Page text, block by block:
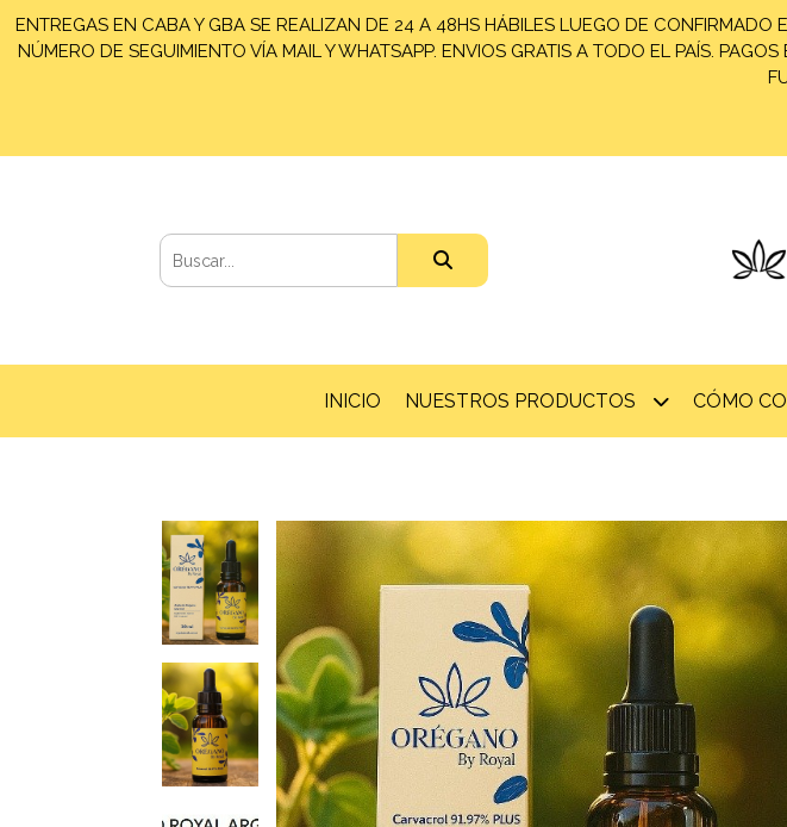
ENTREGAS EN CABA Y GBA SE REALIZAN DE 24 A 48HS HÁBILES LUEGO DE
NÚMERO DE SEGUIMIENTO VÍA MAIL Y WHATSAPP. ENVIOS GRATIS A TODO EL PAÍS.
INICIO NUESTROS PRODUCTOS CÓMO